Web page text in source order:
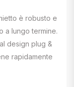
è robusto e
a lungo termine.
design plug &
rapidamente